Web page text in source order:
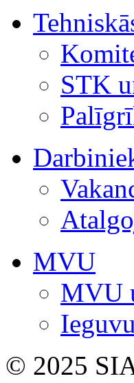
STK
MVU
MVU
© 2025